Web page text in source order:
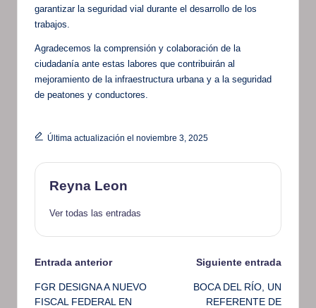
garantizar la seguridad vial durante el desarrollo de los
trabajos.
Agradecemos la comprensión y colaboración de la
ciudadanía ante estas labores que contribuirán al
mejoramiento de la infraestructura urbana y a la seguridad
de peatones y conductores.
Última actualización el noviembre 3, 2025
Reyna Leon
Ver todas las entradas
Navegación
de
Entrada anterior
FGR DESIGNA A NUEVO
FISCAL FEDERAL EN
Siguiente entrada
BOCA DEL RÍO, UN
REFERENTE DE